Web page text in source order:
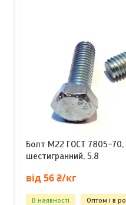
Болт М22 ГОСТ 7805-70,
шестигранний, 5.8
від 56 ₴/кг
В наявності Оптом і в